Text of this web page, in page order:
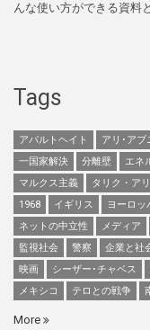
んな使い方ができる資料
Tags
アパルトヘイト アリ･アブ
一国家解決
分離壁 エネ
マルクス主義
タリク・アリ
1968
イギリス ヨーロッ
ネットの中立性
メディア
監視社会
警察 企業と社
映画
シーザー･チャベス
メキシコ
テロとの戦争
More